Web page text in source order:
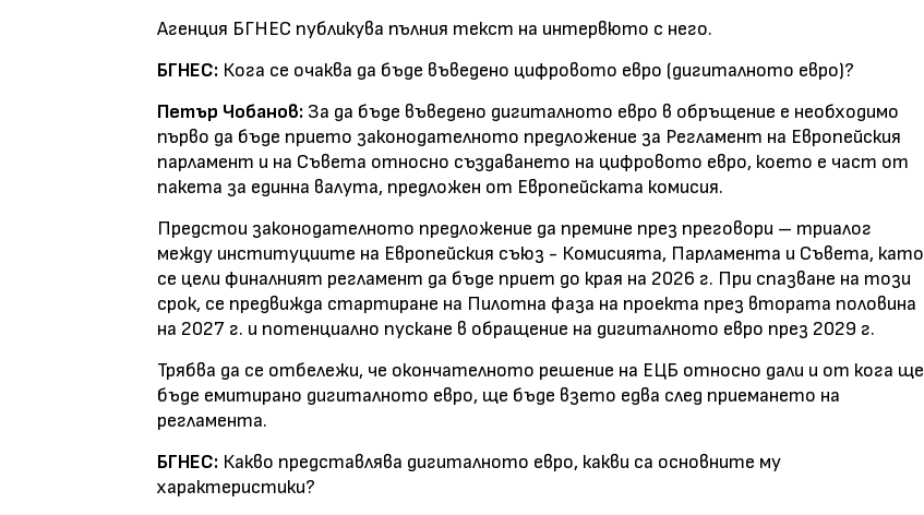
Агенция БГНЕС публикува пълния текст на интервюто с него.
БГНЕС: Кога се очаква да бъде въведено цифровото евро (дигиталното евро)?
Петър Чобанов: За да бъде въведено дигиталното евро в обръщение е необходимо
първо да бъде прието законодателното предложение за Регламент на Европейския
парламент и на Съвета относно създаването на цифровото евро, което е част от
пакета за единна валута, предложен от Европейската комисия.
Предстои законодателното предложение да премине през преговори – триалог
между институциите на Европейския съюз - Комисията, Парламента и Съвета, като
се цели финалният регламент да бъде приет до края на 2026 г. При спазване на този
срок, се предвижда стартиране на Пилотна фаза на проекта през втората половина
на 2027 г. и потенциално пускане в обращение на дигиталното евро през 2029 г.
Трябва да се отбележи, че окончателното решение на ЕЦБ относно дали и от кога ще
бъде емитирано дигиталното евро, ще бъде взето едва след приемането на
регламента.
БГНЕС: Какво представлява дигиталното евро, какви са основните му
характеристики?